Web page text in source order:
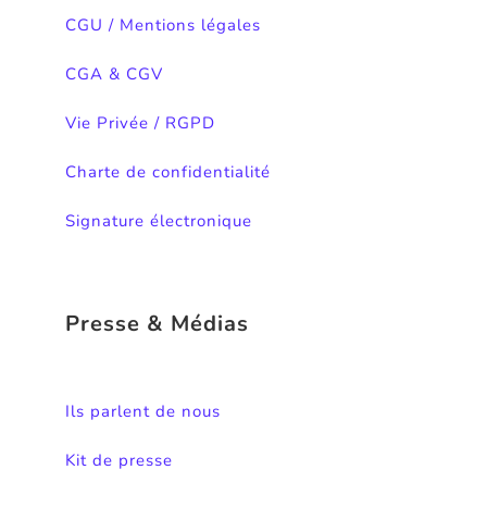
CGU / Mentions légales
CGA & CGV
Vie Privée / RGPD
Charte de confidentialité
Signature électronique
Presse & Médias
Ils parlent de nous
Kit de presse